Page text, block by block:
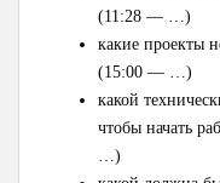
(11:28 — …)
какие проекты
(15:00 — …)
какой
чтобы начать
…)